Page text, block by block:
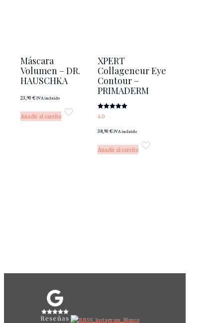
Máscara
Volumen – DR.
HAUSCHKA
23,90 €IVA incluido
Añadir al carrito
XPERT
Collageneur Eye
Contour –
PRIMADERM
Valorado
con
de 5
5.0
38,90€ IVA incluido
Añadir al carrito